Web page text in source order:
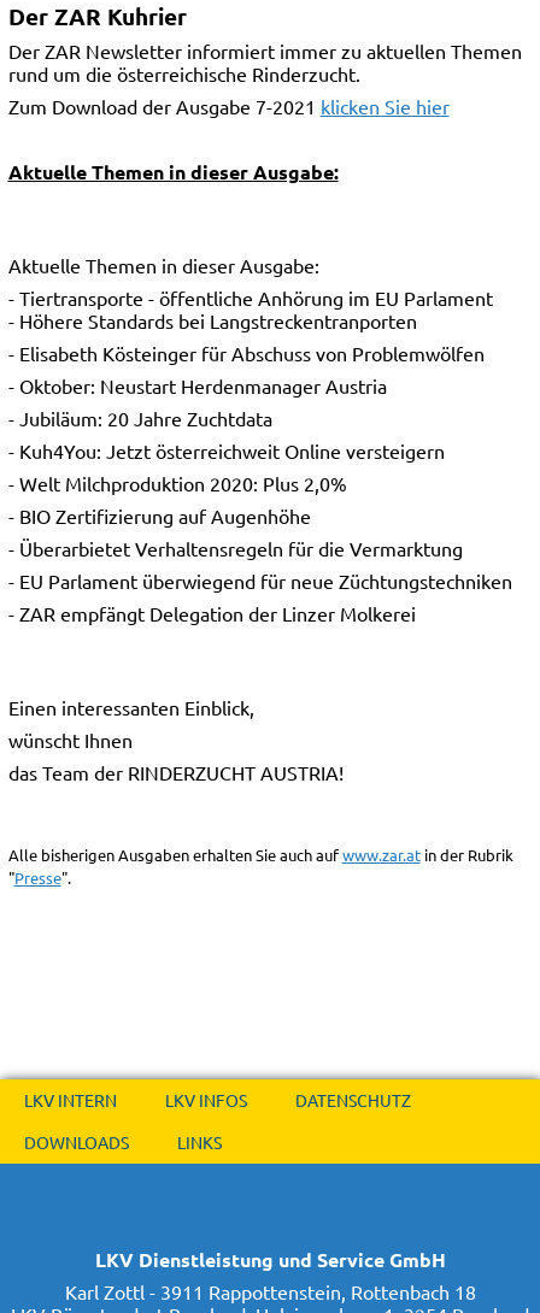
Der ZAR Kuhrier
Der ZAR Newsletter informiert immer zu aktuellen Themen
rund um die österreichische Rinderzucht.
Zum Download der Ausgabe 7-2021 klicken Sie hier
Aktuelle Themen in dieser Ausgabe:
Aktuelle Themen in dieser Ausgabe:
- Tiertransporte - öffentliche Anhörung im EU Parlament
- Höhere Standards bei Langstreckentranporten
- Elisabeth Kösteinger für Abschuss von Problemwölfen
- Oktober: Neustart Herdenmanager Austria
- Jubiläum: 20 Jahre Zuchtdata
- Kuh4You: Jetzt österreichweit Online versteigern
- Welt Milchproduktion 2020: Plus 2,0%
- BIO Zertifizierung auf Augenhöhe
- Überarbietet Verhaltensregeln für die Vermarktung
- EU Parlament überwiegend für neue Züchtungstechniken
- ZAR empfängt Delegation der Linzer Molkerei
Einen interessanten Einblick,
wünscht Ihnen
das Team der RINDERZUCHT AUSTRIA!
Alle bisherigen Ausgaben erhalten Sie auch aufwww.zar.atin der Rubrik
"Presse".
LKV INTERN LKV INFOS
DATENSCHUTZ
DOWNLOADS
LINKS
LKV Dienstleistung und Service GmbH
Karl Zottl - 3911 Rappottenstein, Rottenbach 18